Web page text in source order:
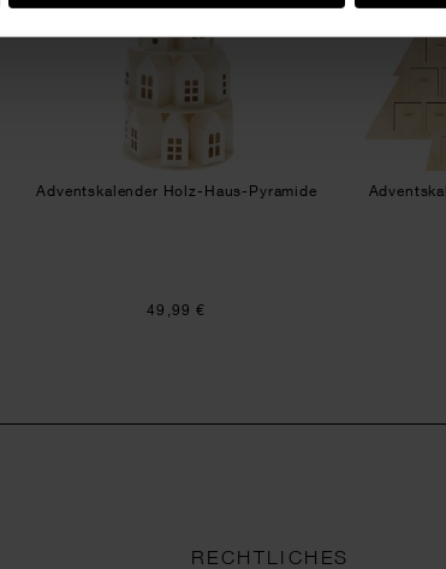
Adventskalender Holz-Haus-Pyramide
49,99 €
RECHTLICHES